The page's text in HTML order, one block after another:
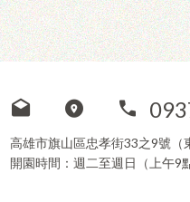
高雄市旗山區忠孝街33之9號（
開園時間：週二至週日（上午9